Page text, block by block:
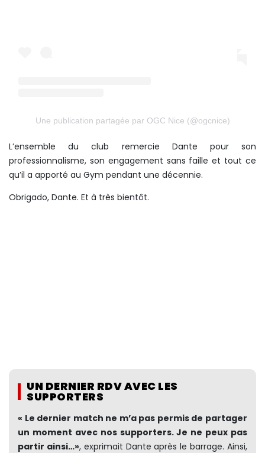
Une publication partagée par OGC Nice (@ogcnice)
L’ensemble du club remercie Dante pour son
professionnalisme, son engagement sans faille et tout ce
qu’il a apporté au Gym pendant une décennie.
Obrigado, Dante. Et à très bientôt.
UN DERNIER RDV AVEC LES
SUPPORTERS
« Le dernier match ne m’a pas permis de partager
un moment avec nos supporters. Je ne peux pas
partir ainsi…», exprimait Dante après le barrage. Ainsi,